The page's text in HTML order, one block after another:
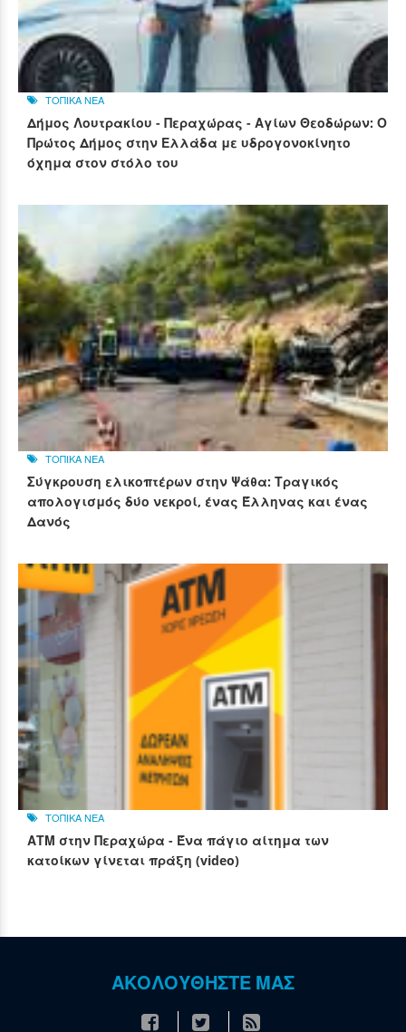
ΤΟΠΙΚΑ ΝΕΑ
Δήμος Λουτρακίου - Περαχώρας - Αγίων Θεοδώρων: Ο
Πρώτος Δήμος στην Ελλάδα με υδρογονοκίνητο
όχημα στον στόλο του
ΤΟΠΙΚΑ ΝΕΑ
Σύγκρουση ελικοπτέρων στην Ψάθα: Τραγικός
απολογισμός δύο νεκροί, ένας Έλληνας και ένας
Δανός
ΤΟΠΙΚΑ ΝΕΑ
ΑΤΜ στην Περαχώρα - Ένα πάγιο αίτημα των
κατοίκων γίνεται πράξη (video)
ΑΚΟΛΟΥΘΗΣΤΕ ΜΑΣ